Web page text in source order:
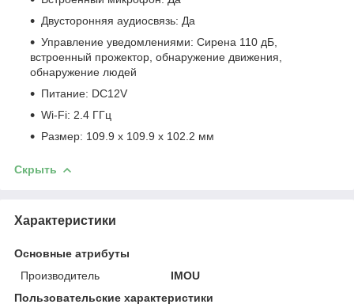
Двусторонняя аудиосвязь: Да
Управление уведомлениями: Сирена 110 дБ,
встроенный прожектор, обнаружение движения,
обнаружение людей
Питание: DC12V
Wi-Fi: 2.4 ГГц
Размер: 109.9 x 109.9 x 102.2 мм
Скрыть
Характеристики
Основные атрибуты
Производитель
IMOU
Пользовательские характеристики